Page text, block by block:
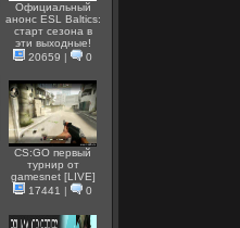
Официальный
анонс ESL Baltics:
старт сезона в
эти выходные!
20659 | 0
CS:GO первый
турнир от
gamesnet [LIVE]
17441 | 0